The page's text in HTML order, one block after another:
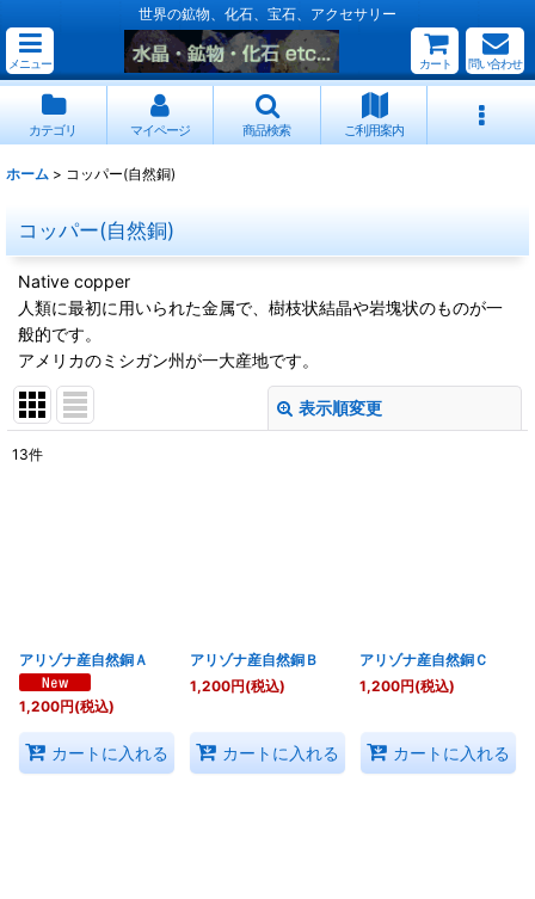
世界の鉱物、化石、宝石、アクセサリー
メニュー カート 問い合わせ
カテゴリ マイページ 商品検索 ご利用案内
ホーム > コッパー(自然銅)
コッパー(自然銅)
Native copper
人類に最初に用いられた金属で、樹枝状結晶や岩塊状のものが一
般的です。
アメリカのミシガン州が一大産地です。
表示順変更
13件
アリゾナ産自然銅Ａ
1,200円(税込)
カートに入れる
アリゾナ産自然銅Ｂ
1,200円(税込)
カートに入れる
アリゾナ産自然銅Ｃ
1,200円(税込)
カートに入れる